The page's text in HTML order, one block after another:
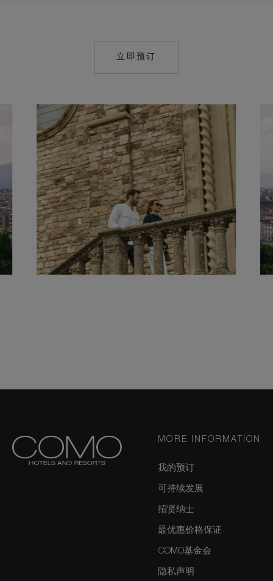
立即预订
MAILTO:
MORE INFORMATION
我的预订
可持续发展
招贤纳士
最优惠价格保证
COMO基金会
隐私声明